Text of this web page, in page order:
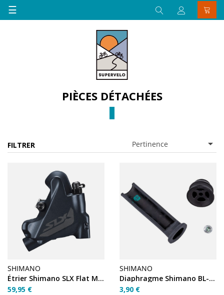
Basculer
la
☰
PIÈCES DÉTACHÉES
FILTRER Pertinence 
SHIMANO
Étrier Shimano SLX Flat Mount
59,95 €
SHIMANO
Diaphragme Shimano BL-M4100
3,90 €